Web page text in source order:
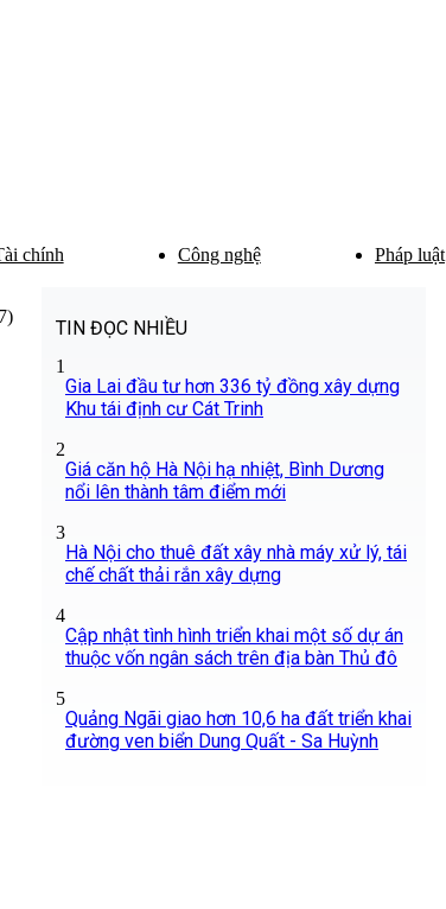
chính Công nghệ Pháp luật
TIN ĐỌC NHIỀU
1
Gia Lai đầu tư hơn 336 tỷ đồng xây dựng
Khu tái định cư Cát Trinh
2
Giá căn hộ Hà Nội hạ nhiệt, Bình Dương
nổi lên thành tâm điểm mới
3
Hà Nội cho thuê đất xây nhà máy xử lý, tái
chế chất thải rắn xây dựng
4
Cập nhật tình hình triển khai một số dự án
thuộc vốn ngân sách trên địa bàn Thủ đô
5
Quảng Ngãi giao hơn 10,6 ha đất triển khai
đường ven biển Dung Quất - Sa Huỳnh